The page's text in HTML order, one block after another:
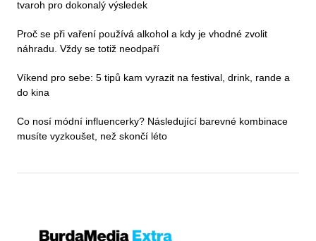
tvaroh pro dokonalý výsledek
Proč se při vaření používá alkohol a kdy je vhodné zvolit
náhradu. Vždy se totiž neodpaří
Víkend pro sebe: 5 tipů kam vyrazit na festival, drink, rande a
do kina
Co nosí módní influencerky? Následující barevné kombinace
musíte vyzkoušet, než skončí léto